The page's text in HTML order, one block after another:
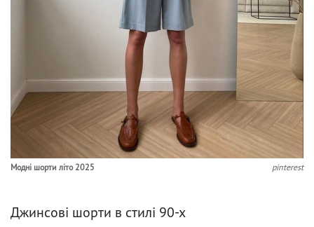
Модні шорти літо 2025 pinterest
Джинсові шорти в стилі 90-х